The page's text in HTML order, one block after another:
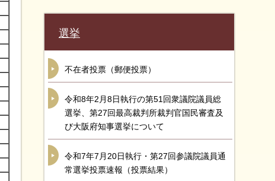
選挙
不在者投票（郵便投票）
令和8年2月8日執行の第51回衆議院議員総
選挙、第27回最高裁判所裁判官国民審査及
び大阪府知事選挙について
令和7年7月20日執行・第27回参議院議員通
常選挙投票速報（投票結果）